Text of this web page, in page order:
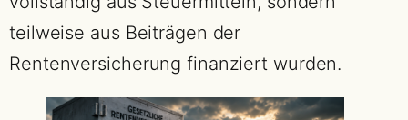
teilweise aus Beiträgen der
Rentenversicherung finanziert wurden.